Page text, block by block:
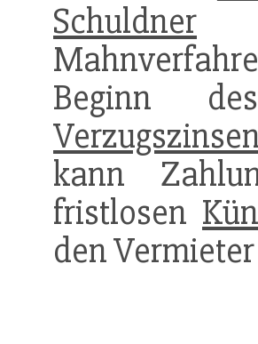
Schuldner
Beginn
kann
fristlosen
den